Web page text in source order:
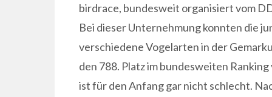
birdrace, bundesweit organisiert vom
Bei dieser Unternehmung konnten die
verschiedene Vogelarten in der
den 788. Platz im bundesweiten
ist für den Anfang gar nicht schlecht.